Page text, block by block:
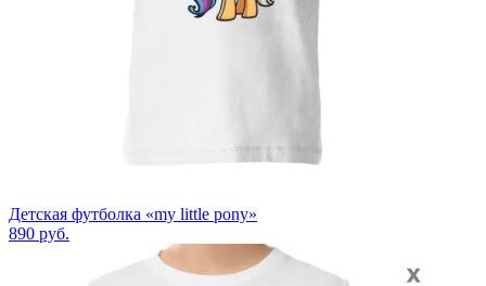
Детская футболка «my little pony»
890 руб.